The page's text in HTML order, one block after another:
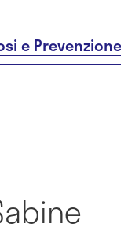
e Prevenzione